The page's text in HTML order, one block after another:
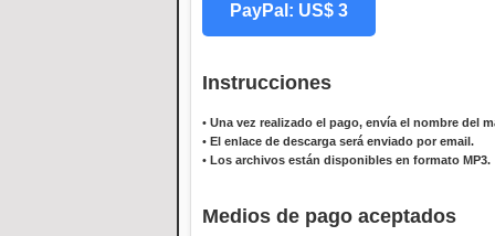
PayPal: US$ 3
Instrucciones
• Una vez realizado el pago, envía el nombre del
• El enlace de descarga será enviado por email.
• Los archivos están disponibles en formato MP3.
Medios de pago aceptados